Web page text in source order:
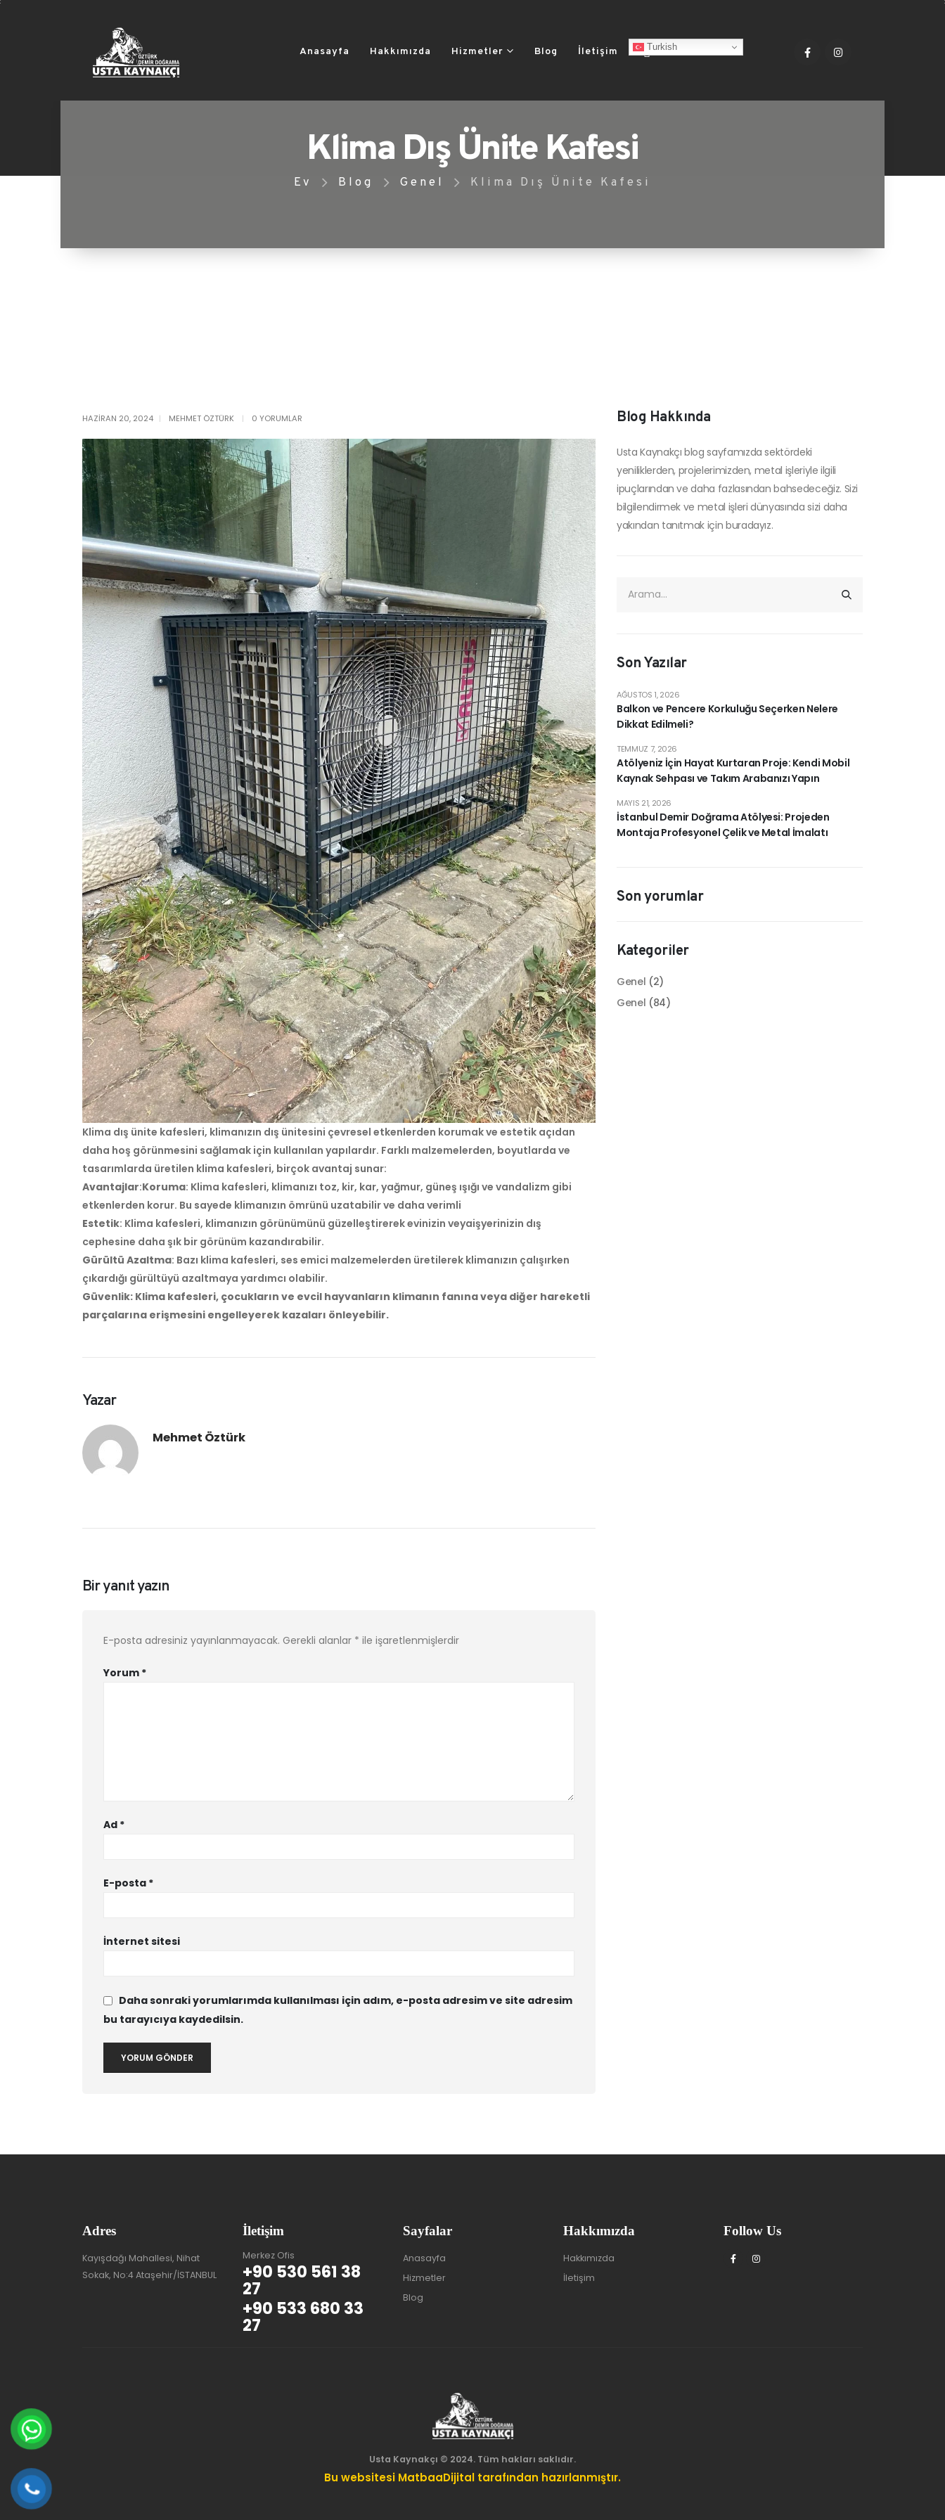
Anasayfa Hakkımızda Hizmetler Blog İletişim Turkish
Klima Dış Ünite Kafesi
Ev Blog Genel Klima Dış Ünite Kafesi
HAZIRAN 20, 2024 MEHMET ÖZTÜRK 0 YORUMLAR
Klima dış ünite kafesleri, klimanızın dış ünitesini çevresel etkenlerden korumak ve estetik açıdan
daha hoş görünmesini sağlamak için kullanılan yapılardır. Farklı malzemelerden, boyutlarda ve
tasarımlarda üretilen klima kafesleri, birçok avantaj sunar:
Avantajlar:Koruma: Klima kafesleri, klimanızı toz, kir, kar, yağmur, güneş ışığı ve vandalizm gibi
etkenlerden korur. Bu sayede klimanızın ömrünü uzatabilir ve daha verimli
Estetik: Klima kafesleri, klimanızın görünümünü güzelleştirerek evinizin veyaişyerinizin dış
cephesine daha şık bir görünüm kazandırabilir.
Gürültü Azaltma: Bazı klima kafesleri, ses emici malzemelerden üretilerek klimanızın çalışırken
çıkardığı gürültüyü azaltmaya yardımcı olabilir.
Güvenlik: Klima kafesleri, çocukların ve evcil hayvanların klimanın fanına veya diğer hareketli
parçalarına erişmesini engelleyerek kazaları önleyebilir.
Yazar
Mehmet Öztürk
Bir yanıt yazın
E-posta adresiniz yayınlanmayacak. Gerekli alanlar * ile işaretlenmişlerdir
Yorum *
Ad *
E-posta *
İnternet sitesi
Daha sonraki yorumlarımda kullanılması için adım, e-posta adresim ve site adresim
bu tarayıcıya kaydedilsin.
Blog Hakkında
Usta Kaynakçı blog sayfamızda sektördeki
yeniliklerden, projelerimizden, metal işleriyle ilgili
ipuçlarından ve daha fazlasından bahsedeceğiz. Sizi
bilgilendirmek ve metal işleri dünyasında sizi daha
yakından tanıtmak için buradayız.
Son Yazılar
Balkon ve Pencere Korkuluğu Seçerken Nelere
Dikkat Edilmeli?
AĞUSTOS 1, 2026
Atölyeniz İçin Hayat Kurtaran Proje: Kendi Mobil
Kaynak Sehpası ve Takım Arabanızı Yapın
TEMMUZ 7, 2026
İstanbul Demir Doğrama Atölyesi: Projeden
Montaja Profesyonel Çelik ve Metal İmalatı
MAYIS 21, 2026
Son yorumlar
Kategoriler
Genel (2)
Genel (84)
Adres
Kayışdağı Mahallesi, Nihat
Sokak, No:4 Ataşehir/İSTANBUL
İletişim
Merkez Ofis
+90 530 561 38
27
+90 533 680 33
27
Sayfalar
Anasayfa
Hizmetler
Blog
Hakkımızda
Hakkımızda
İletişim
Follow Us
Usta Kaynakçı © 2024. Tüm hakları saklıdır.
Bu websitesi MatbaaDijital tarafından hazırlanmıştır.